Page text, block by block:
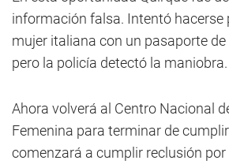
información falsa. Intentó hacerse
mujer italiana con un pasaporte
pero la policía detectó la maniobra.
Ahora volverá al Centro Nacional
Femenina para terminar de
comenzará a cumplir reclusión por